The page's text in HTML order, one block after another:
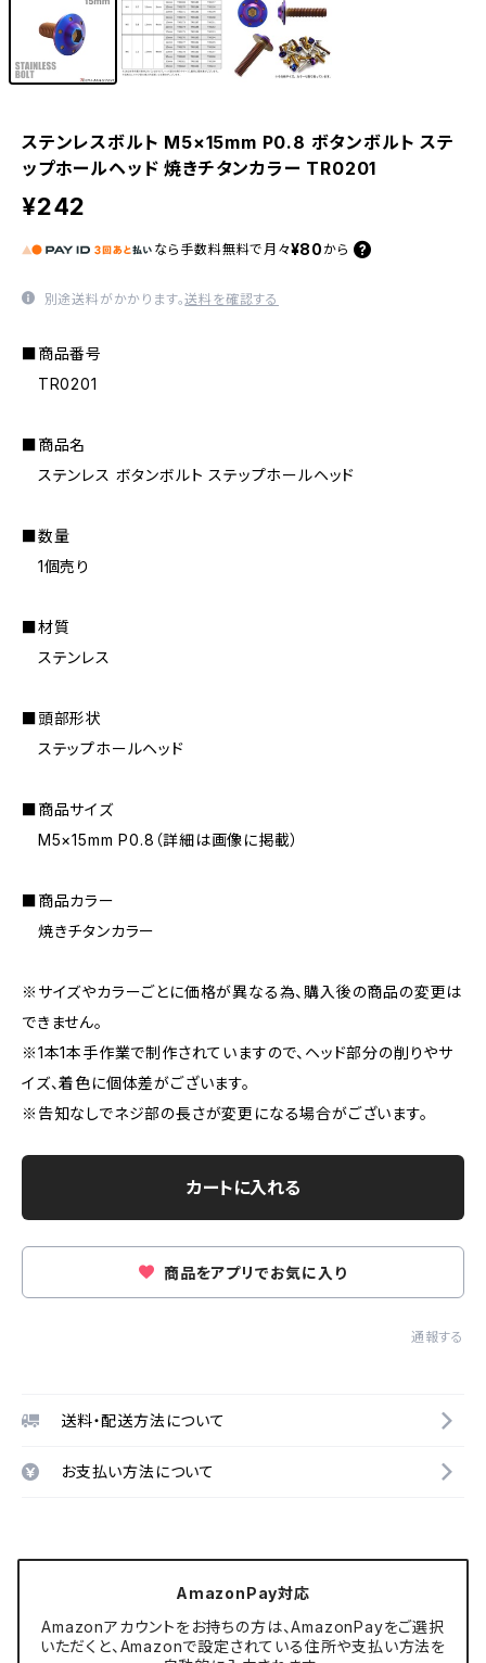
ステンレスボルト M5×15mm P0.8 ボタンボルト ステ
ップホールヘッド 焼きチタンカラー TR0201
¥242
なら 手数料無料で 月々¥80 から
別途送料がかかります。送料を確認する
■商品番号
TR0201
■商品名
ステンレス ボタンボルト ステップホールヘッド
■数量
1個売り
■材質
ステンレス
■頭部形状
ステップホールヘッド
■商品サイズ
M5×15mm P0.8（詳細は画像に掲載）
■商品カラー
焼きチタンカラー
※サイズやカラーごとに価格が異なる為、購入後の商品の変更は
できません。
※1本1本手作業で制作されていますので、ヘッド部分の削りやサ
イズ、着色に個体差がございます。
※告知なしでネジ部の長さが変更になる場合がございます。
カートに入れる
商品をアプリでお気に入り
通報する
送料・配送方法について
お支払い方法について
AmazonPay対応
Amazonアカウントをお持ちの方は、AmazonPayをご選択
いただくと、Amazonで設定されている住所や支払い方法を